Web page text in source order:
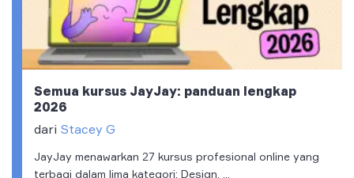
Semua kursus JayJay: panduan lengkap
2026
dari Stacey G
JayJay menawarkan 27 kursus profesional online yang
terbagi dalam lima kategori: Design, ...